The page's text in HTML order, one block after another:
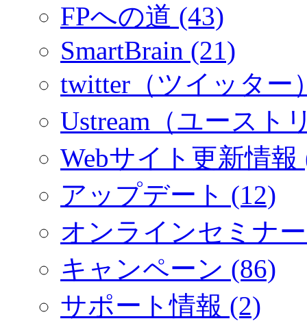
FPへの道 (43)
SmartBrain (21)
twitter（ツイッター
Ustream（ユースト
Webサイト更新情報
アップデート (12)
オンラインセミナ
キャンペーン (86)
サポート情報 (2)